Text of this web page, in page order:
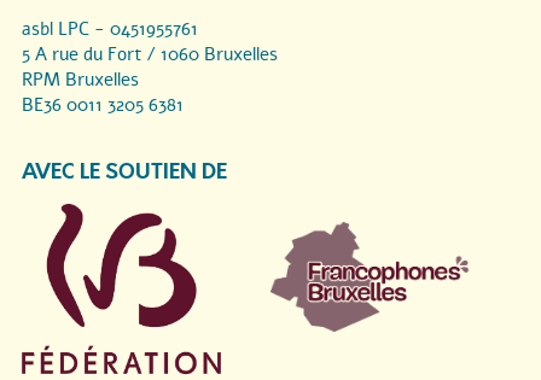
asbl LPC - 0451955761
5 A rue du Fort / 1060 Bruxelles
RPM Bruxelles
BE36 0011 3205 6381
AVEC LE SOUTIEN DE